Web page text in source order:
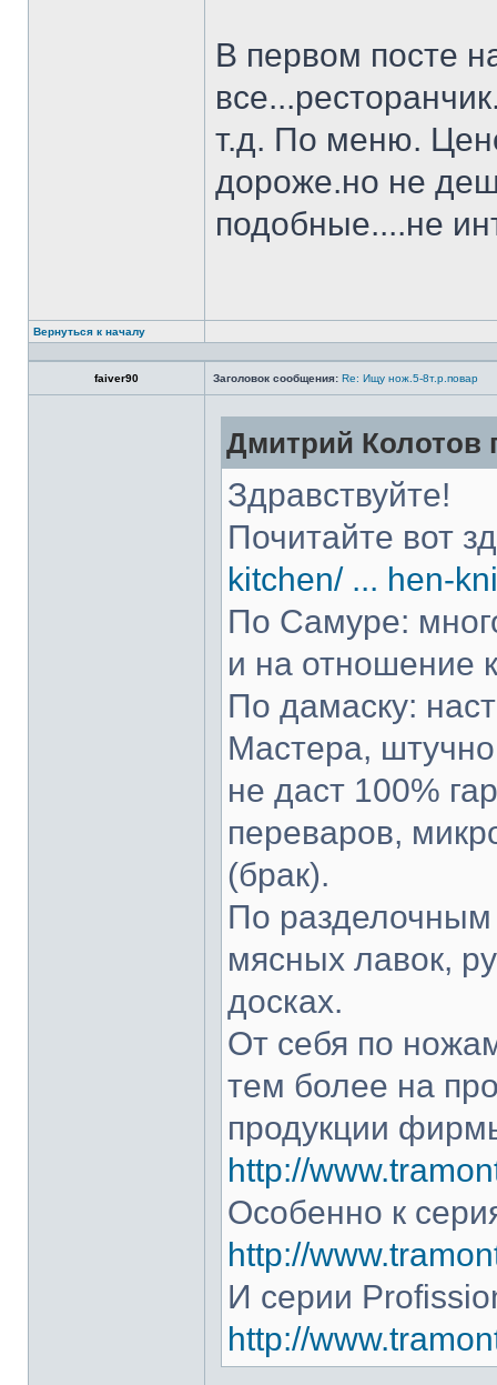
В первом посте
т.д. По меню.
дороже.но не
подобные....не
Вернуться к началу
faiver90 Заголовок сообщения: Re: Ищу нож.5-8т.р.повар
Дмитрий Колотов
Здравствуйте!
Почитайте вот
kitchen/ ... hen-
По Самуре:
и на отношение
По дамаску:
Мастера,
не даст 100%
переваров,
(брак).
По разделочным
мясных лавок,
досках.
От себя по
тем более на
продукции
http://
Особенно к
http://
И серии
http://